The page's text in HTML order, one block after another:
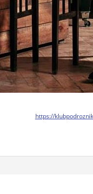
https://